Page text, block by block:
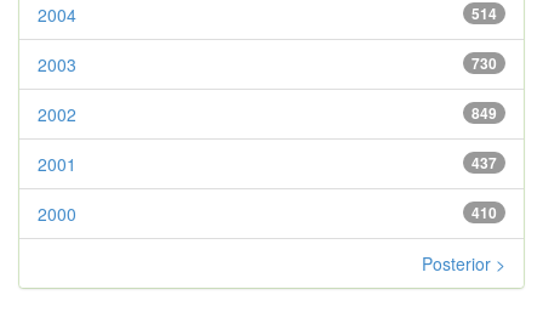
514
2004
730
2003
849
2002
437
2001
410
2000
Posterior >